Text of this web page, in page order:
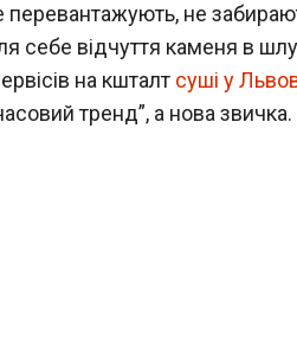
перевантажують, не
себе відчуття каменя в
на кшталт суші у
тренд”, а нова звичка.